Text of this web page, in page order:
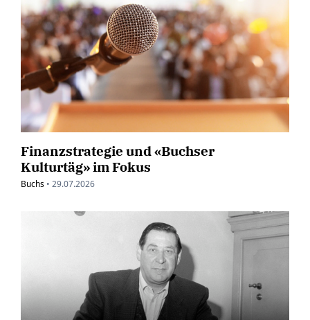
Finanzstrategie und «Buchser
Kulturtäg» im Fokus
Buchs • 29.07.2026